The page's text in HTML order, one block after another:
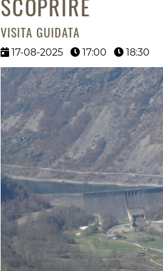
VISITA GUIDATA
17-08-2025 17:00 18:30